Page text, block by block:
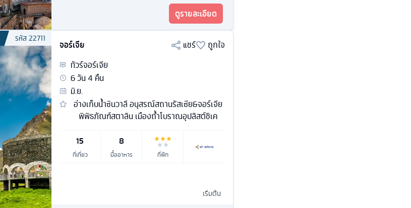
ดูรายละเอียด
รหัส22711
จอร์เจีย แชร์
ถูกใจ
ทัวร์จอร์เจีย
6วัน4 คืน
มิ.ย.
อ่างเก็บน้ำซินวาลี อนุสรณ์สถานรัสเซีย&จอร์เจีย
พิพิธภัณฑ์สตาลิน เมืองถ้ำโบราณอุปลิสต์ชิเค
15
ที่เที่ยว
8
มื้ออาหาร ที่พัก
เริ่มต้น